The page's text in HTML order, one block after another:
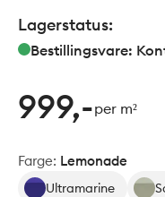
Lagerstatus:
Bestillingsvare:
999,-per m²
Farge: Lemonade
Ultramarine